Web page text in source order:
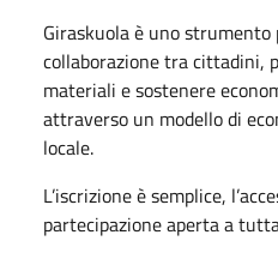
Giraskuola è uno
collaborazione tra cittadini,
materiali e sostenere
attraverso un modello di
locale.
L’iscrizione è semplice,
partecipazione aperta a